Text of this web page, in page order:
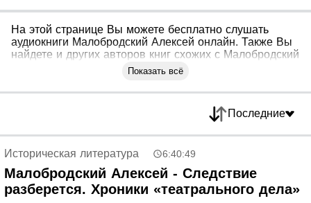
На этой странице Вы можете бесплатно слушать
аудиокниги Малобродский Алексей онлайн. Также Вы
найдете и других авторов книг схожих с Малобродский
Показать всё
Последние
Историческая литература 6:40:49
Малобродский Алексей - Следствие
разберется. Хроники «театрального дела»